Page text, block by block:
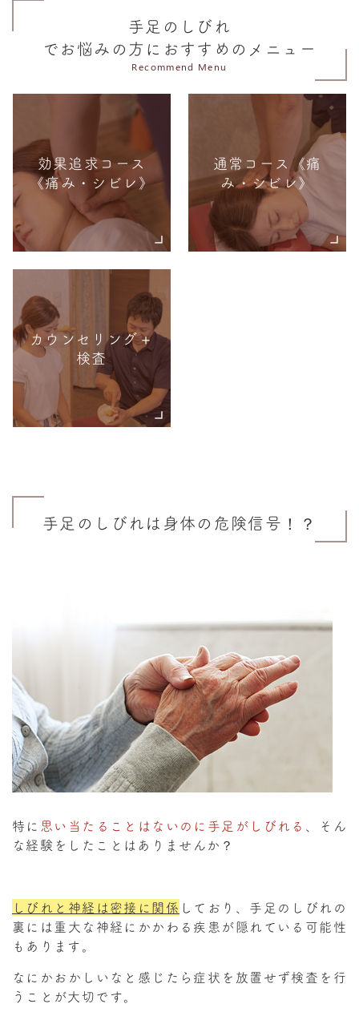
手足のしびれ
でお悩みの方におすすめのメニュー
Recommend Menu
効果追求コース
《痛み・シビレ》
通常コース《痛
み・シビレ》
カウンセリング＋
検査
手足のしびれは身体の危険信号！？
特に 思い当たることはないのに手足がしびれる 、そん
な経験をしたことはありませんか？
しびれと神経は密接に関係 しており、手足のしびれの
裏には重大な神経にかかわる疾患が隠れている可能性
もあります。
なにかおかしいなと感じたら症状を放置せず検査を行
うことが大切です。